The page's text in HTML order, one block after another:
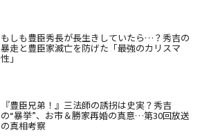
もしも豊臣秀長が長生きしていたら…？秀吉の
暴走と豊臣家滅亡を防げた「最強のカリスマ
性」
『豊臣兄弟！』三法師の誘拐は史実？秀吉
の“暴挙”、お市＆勝家再婚の真意…第30回放送
の真相考察